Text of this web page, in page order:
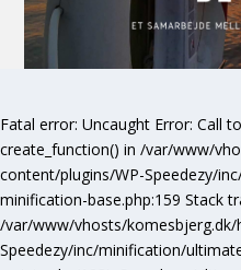
Fatal error: Uncaught Error: Call
create_function() in /var/www/
content/plugins/WP-Speedezy/
minification-base.php:159 Stack
/var/www/vhosts/
Speedezy/inc/minification/